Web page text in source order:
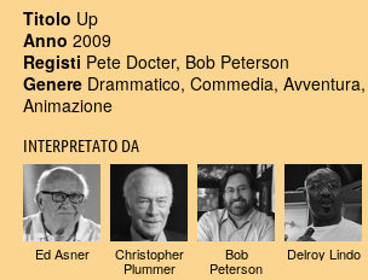
Titolo Up
Anno 2009
Registi Pete Docter, Bob Peterson
Genere Drammatico, Commedia,
Animazione
INTERPRETATO DA
Ed Asner Christopher
Plummer
Bob
Peterson
Delroy Lindo